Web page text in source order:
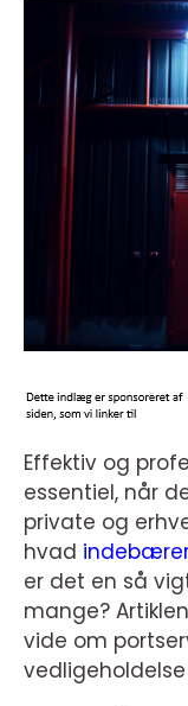
Effektiv og
essentiel, når
private og
hvad
er det en så
mange?
vide om